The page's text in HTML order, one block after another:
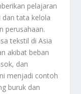
pelajaran
dan tata kelola
perusahaan.
tekstil di Asia
akibat beban
dan
menjadi contoh
buruk dan